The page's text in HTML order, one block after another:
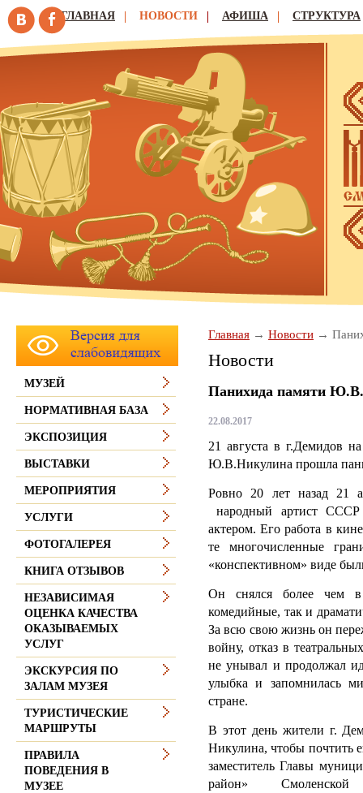
ГЛАВНАЯ НОВОСТИ АФИША СТРУКТУРА
Главная Новости
Новости
Панихида памяти
22.08.2017
21 августа в г.Демидов
Ю.В.Никулина прошла
Ровно 20 лет назад 21
народный артист
актером. Его работа в
те многочисленные
«конспективном» виде
Он снялся более чем в
комедийные, так и
За всю свою жизнь он
войну, отказ в
не унывал и продолжал
улыбка и запомнилась
стране.
В этот день жители г.
Никулина, чтобы почтить
заместитель Главы
район»
МУЗЕЙ
НОРМАТИВНАЯ БАЗА
ЭКСПОЗИЦИЯ
ВЫСТАВКИ
МЕРОПРИЯТИЯ
УСЛУГИ
ФОТОГАЛЕРЕЯ
КНИГА ОТЗЫВОВ
НЕЗАВИСИМАЯ
ОЦЕНКА КАЧЕСТВА
ОКАЗЫВАЕМЫХ
УСЛУГ
ЭКСКУРСИЯ ПО
ЗАЛАМ МУЗЕЯ
ТУРИСТИЧЕСКИЕ
МАРШРУТЫ
ПРАВИЛА
ПОВЕДЕНИЯ В
МУЗЕЕ